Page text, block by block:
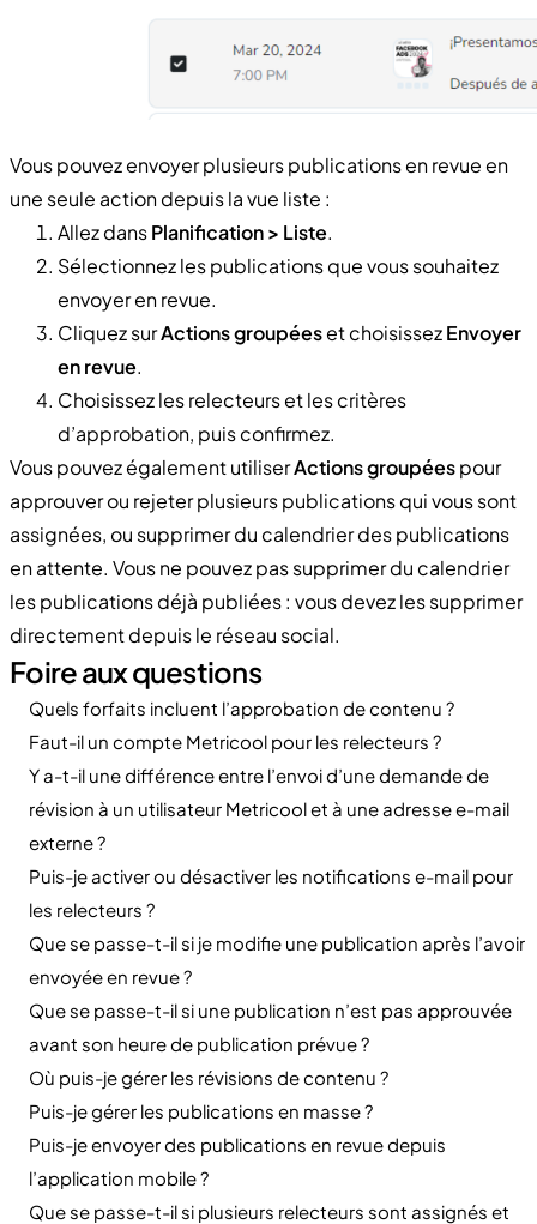
Vous pouvez envoyer plusieurs publications en revue en
une seule action depuis la vue liste :
Allez dansPlanification > Liste.
Sélectionnez les publications que vous souhaitez
envoyer en revue.
Cliquez surActions groupéeset choisissezEnvoyer
en revue.
Choisissez les relecteurs et les critères
d’approbation, puis confirmez.
Vous pouvez également utiliserActions groupéespour
approuver ou rejeter plusieurs publications qui vous sont
assignées, ou supprimer du calendrier des publications
en attente. Vous ne pouvez pas supprimer du calendrier
les publications déjà publiées : vous devez les supprimer
directement depuis le réseau social.
Foire aux questions
Quels forfaits incluent l’approbation de contenu ?
Faut-il un compte Metricool pour les relecteurs ?
Y a-t-il une différence entre l’envoi d’une demande de
révision à un utilisateur Metricool et à une adresse e-mail
externe ?
Puis-je activer ou désactiver les notifications e-mail pour
les relecteurs ?
Que se passe-t-il si je modifie une publication après l’avoir
envoyée en revue ?
Que se passe-t-il si une publication n’est pas approuvée
avant son heure de publication prévue ?
Où puis-je gérer les révisions de contenu ?
Puis-je gérer les publications en masse ?
Puis-je envoyer des publications en revue depuis
l’application mobile ?
Que se passe-t-il si plusieurs relecteurs sont assignés et